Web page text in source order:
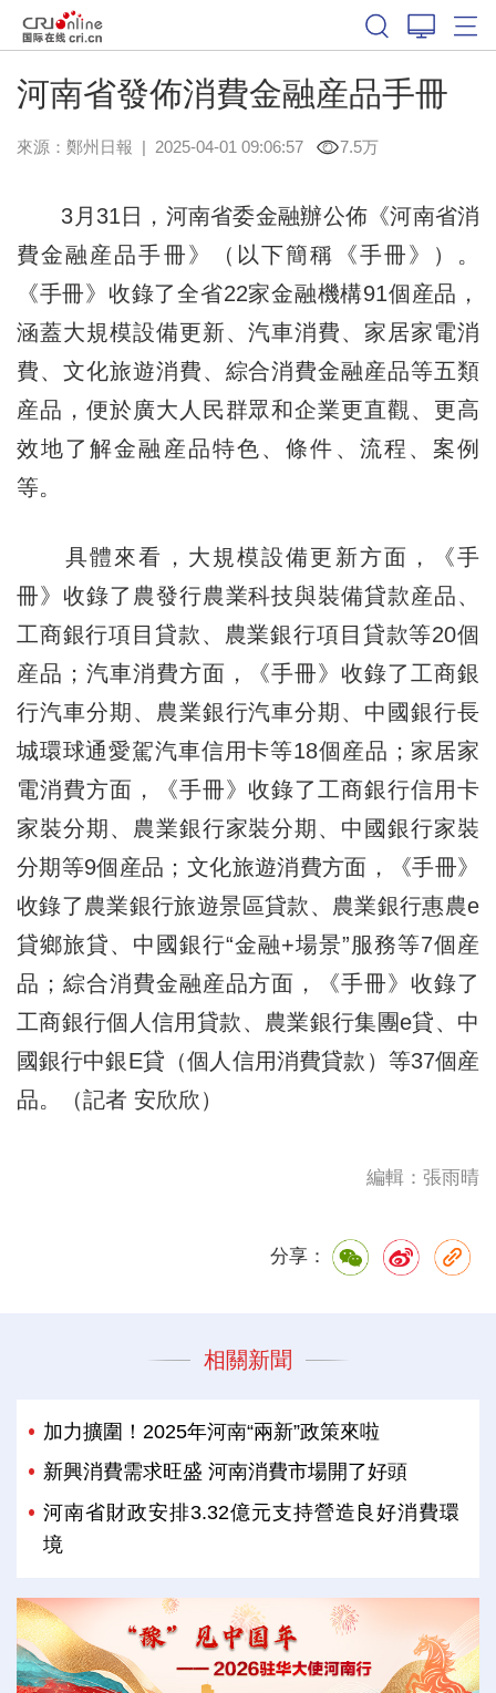
河南省發佈消費金融産品手冊
來源： 鄭州日報 | 2025-04-01 09:06:57 7.5万
3月31日，河南省委金融辦公佈《河南省消
費金融産品手冊》（以下簡稱《手冊》）。
《手冊》收錄了全省22家金融機構91個産品，
涵蓋大規模設備更新、汽車消費、家居家電消
費、文化旅遊消費、綜合消費金融産品等五類
産品，便於廣大人民群眾和企業更直觀、更高
效地了解金融産品特色、條件、流程、案例
等。
具體來看，大規模設備更新方面，《手
冊》收錄了農發行農業科技與裝備貸款産品、
工商銀行項目貸款、農業銀行項目貸款等20個
産品；汽車消費方面，《手冊》收錄了工商銀
行汽車分期、農業銀行汽車分期、中國銀行長
城環球通愛駕汽車信用卡等18個産品；家居家
電消費方面，《手冊》收錄了工商銀行信用卡
家裝分期、農業銀行家裝分期、中國銀行家裝
分期等9個産品；文化旅遊消費方面，《手冊》
收錄了農業銀行旅遊景區貸款、農業銀行惠農e
貸鄉旅貸、中國銀行“金融+場景”服務等7個産
品；綜合消費金融産品方面，《手冊》收錄了
工商銀行個人信用貸款、農業銀行集團e貸、中
國銀行中銀E貸（個人信用消費貸款）等37個産
品。（記者 安欣欣）
編輯：張雨晴
分享：
相關新聞
加力擴圍！2025年河南“兩新”政策來啦
新興消費需求旺盛 河南消費市場開了好頭
河南省財政安排3.32億元支持營造良好消費環
境